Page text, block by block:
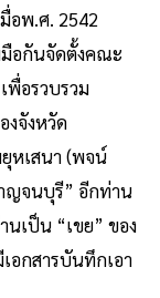
อพ.ศ. 2542
มือกันจัดตั้งคณะ
พื่อรวบรวม
งจังหวัด
หเสนา (พจน์
ญจนบุรี” อีกท่าน
นเป็น “เขย” ของ
อกสารบันทึกเอา